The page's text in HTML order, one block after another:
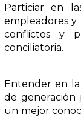
Particiar en
empleadores y
conflictos y
conciliatoria.
Entender en la
de generación
un mejor